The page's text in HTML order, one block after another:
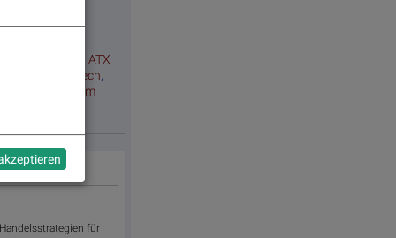
,ATX
Marinomed Biotech,
Telekom
für